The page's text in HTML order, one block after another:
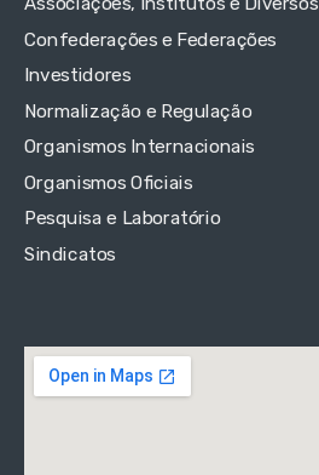
Confederações e Federações
Investidores
Normalização e Regulação
Organismos Internacionais
Organismos Oficiais
Pesquisa e Laboratório
Sindicatos